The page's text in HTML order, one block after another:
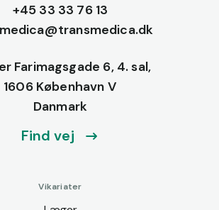
+45 33 33 76 13
Farimagsgade 6, 4. sal,
1606 København V
Danmark
Find vej
Vikariater